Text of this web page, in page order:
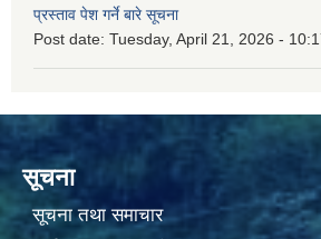
प्रस्ताव पेश गर्ने बारे सूचना
Post date: Tuesday, April 21, 2026 -
सूचना
सूचना तथा समाचार